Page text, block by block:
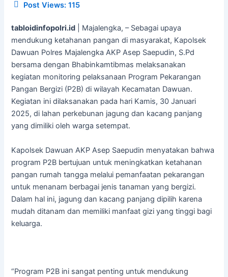
Post Views: 115
tabloidinfopolri.id | Majalengka, – Sebagai upaya
mendukung ketahanan pangan di masyarakat, Kapolsek
Dawuan Polres Majalengka AKP Asep Saepudin, S.Pd
bersama dengan Bhabinkamtibmas melaksanakan
kegiatan monitoring pelaksanaan Program Pekarangan
Pangan Bergizi (P2B) di wilayah Kecamatan Dawuan.
Kegiatan ini dilaksanakan pada hari Kamis, 30 Januari
2025, di lahan perkebunan jagung dan kacang panjang
yang dimiliki oleh warga setempat.
Kapolsek Dawuan AKP Asep Saepudin menyatakan bahwa
program P2B bertujuan untuk meningkatkan ketahanan
pangan rumah tangga melalui pemanfaatan pekarangan
untuk menanam berbagai jenis tanaman yang bergizi.
Dalam hal ini, jagung dan kacang panjang dipilih karena
mudah ditanam dan memiliki manfaat gizi yang tinggi bagi
keluarga.
“Program P2B ini sangat penting untuk mendukung